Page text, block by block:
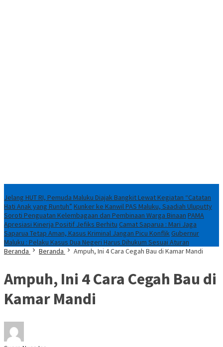
Jelang HUT RI, Pemuda Maluku Diajak Bangkit Lewat Kegiatan “Catatan
Hati Anak yang Runtuh” Kunker ke Kanwil PAS Maluku, Saadiah Uluputty
Soroti Penguatan Kelembagaan dan Pembinaan Warga Binaan PAMA
Apresiasi Kinerja Positif Jefiks Berhitu Camat Saparua : Mari Jaga
Saparua Tetap Aman, Kasus Kriminal Jangan Picu KonflikGubernur
Maluku : Pelaku Kasus Dua Negeri Harus Dihukum Sesuai Aturan
Beranda
Beranda Ampuh, Ini 4 Cara Cegah Bau di Kamar Mandi
Ampuh, Ini 4 Cara Cegah Bau di
Kamar Mandi